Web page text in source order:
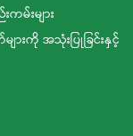
မ်းများ
ားကို အသုံးပြုခြင်းနှင့်